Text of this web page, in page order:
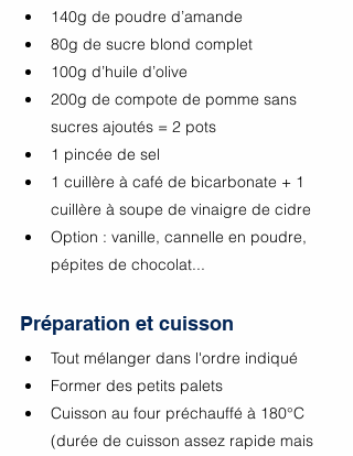
140g de poudre d’amande
80g de sucre blond complet
100g d’huile d’olive
200g de compote de pomme sans
sucres ajoutés = 2 pots
1 pincée de sel
1 cuillère à café de bicarbonate + 1
cuillère à soupe de vinaigre de cidre
Option : vanille, cannelle en poudre,
pépites de chocolat...
Préparation et cuisson
Tout mélanger dans l'ordre indiqué
Former des petits palets
Cuisson au four préchauffé à 180°C
(durée de cuisson assez rapide mais